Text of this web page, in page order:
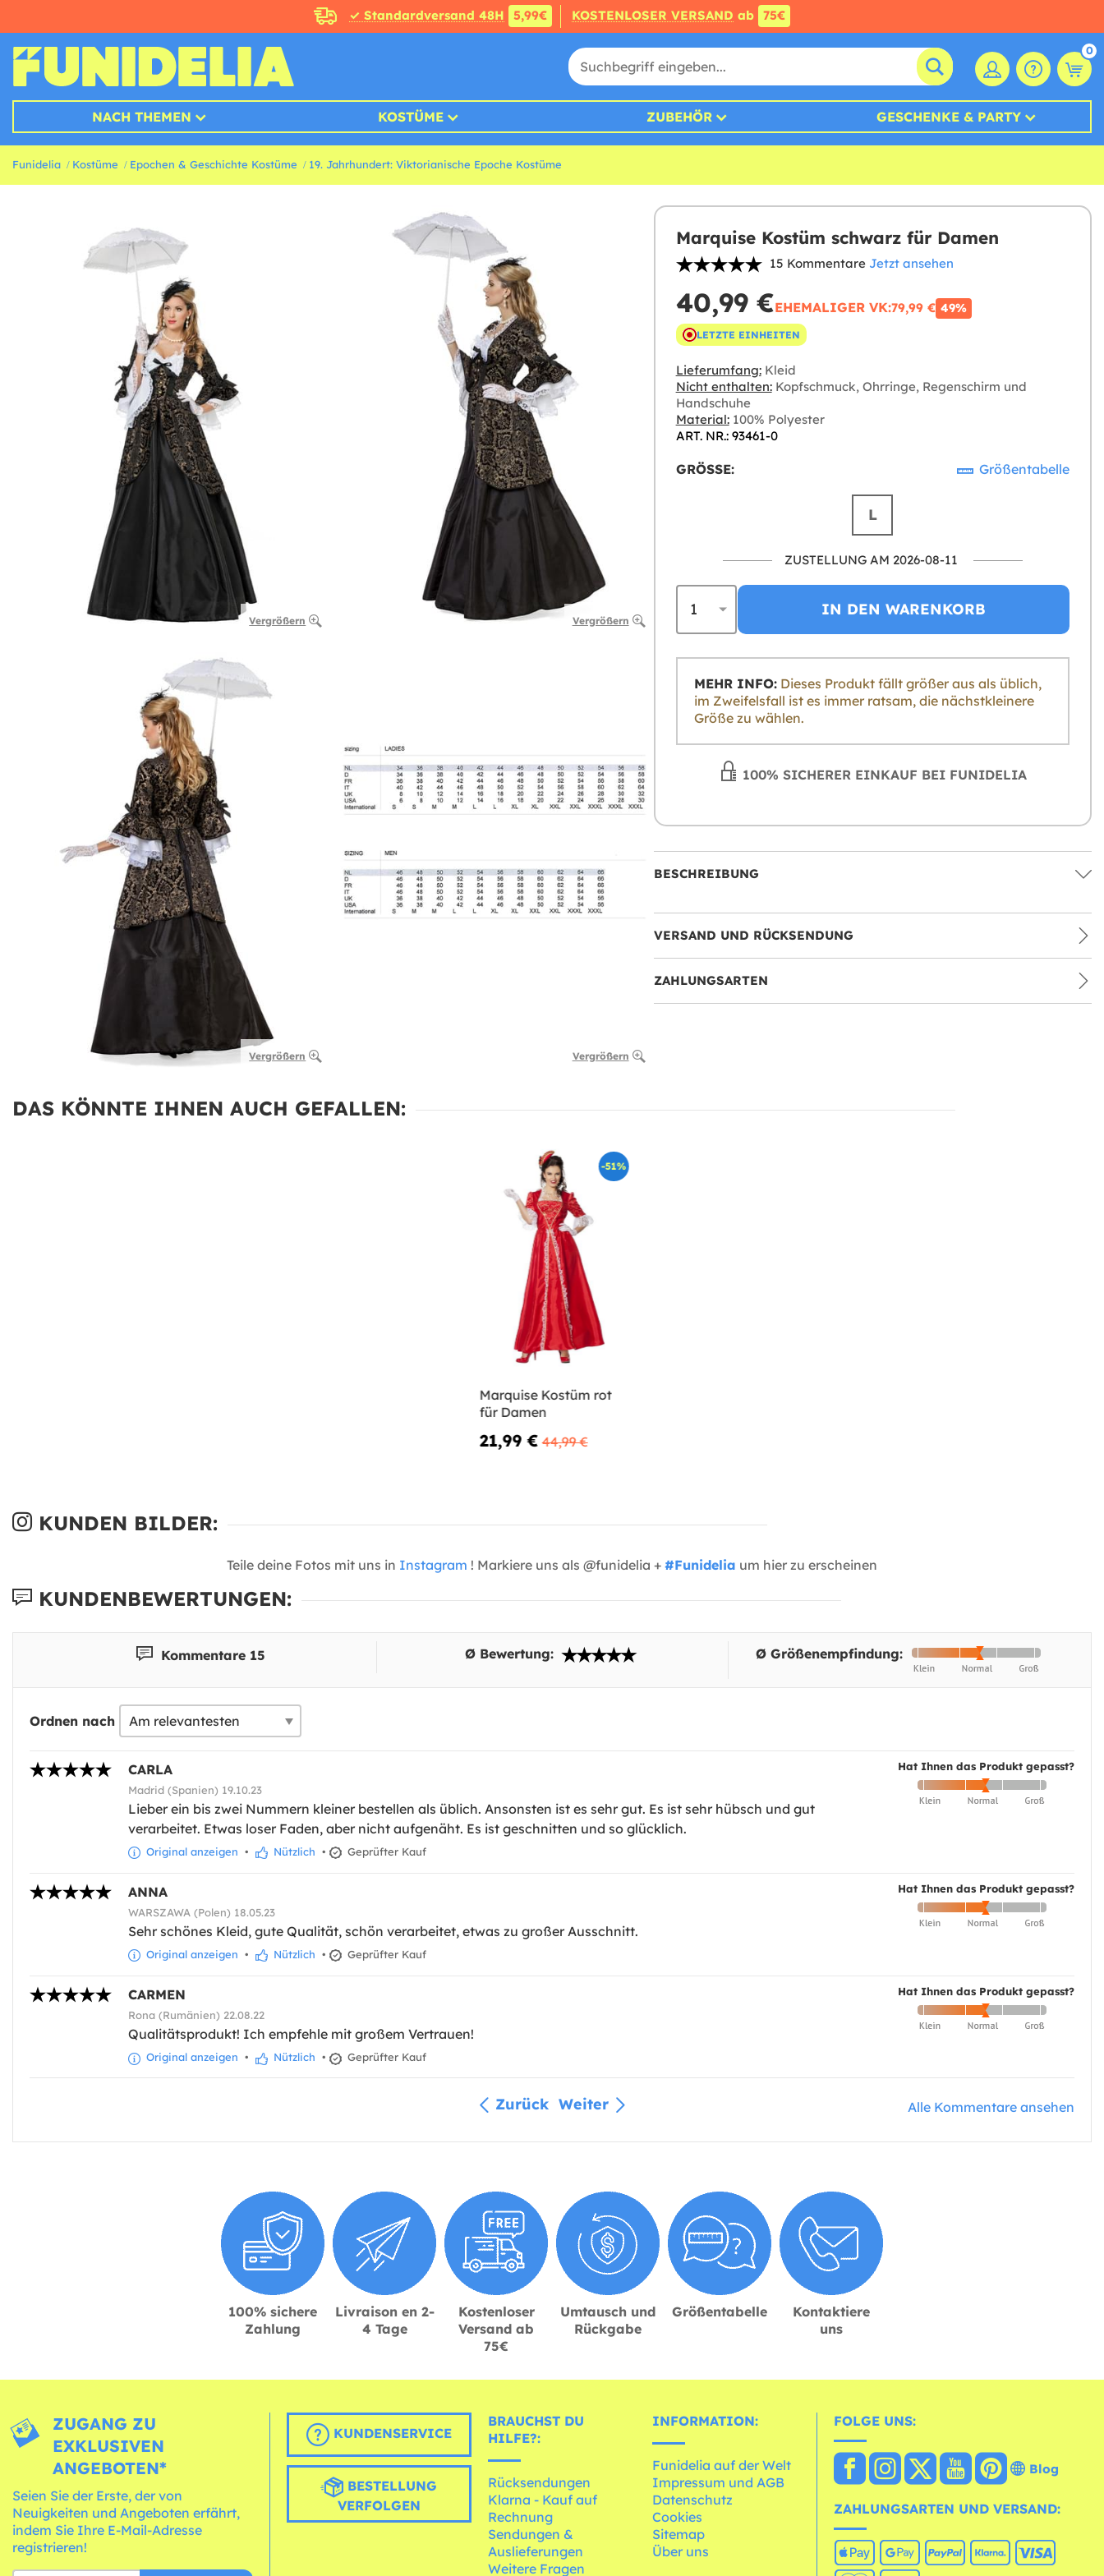
✓ Standardversand 48H 5,99€ KOSTENLOSER VERSAND ab 75€
0
NACH THEMEN KOSTÜME ZUBEHÖR GESCHENKE & PARTY
Funidelia Kostüme Epochen & Geschichte Kostüme 19. Jahrhundert: Viktorianische Epoche Kostüme
Vergrößern Vergrößern
Vergrößern Vergrößern
Marquise Kostüm schwarz für Damen
15 Kommentare Jetzt ansehen
40,99 €EHEMALIGER VK:79,99 € 49%
LETZTE EINHEITEN
Lieferumfang:Kleid
Nicht enthalten:Kopfschmuck, Ohrringe, Regenschirm und
Handschuhe
Material:100% Polyester
ART. NR.: 93461-0
GRÖSSE: Größentabelle
L
ZUSTELLUNG AM 2026-08-11
IN DEN WARENKORB
MEHR INFO:Dieses Produkt fällt größer aus als üblich,
im Zweifelsfall ist es immer ratsam, die nächstkleinere
Größe zu wählen.
100% SICHERER EINKAUF BEI FUNIDELIA
BESCHREIBUNG
VERSAND UND RÜCKSENDUNG
ZAHLUNGSARTEN
DAS KÖNNTE IHNEN AUCH GEFALLEN:
-51%
Marquise Kostüm rot
für Damen
21,99 € 44,99 €
KUNDEN BILDER:
Teile deine Fotos mit uns in Instagram ! Markiere uns als @funidelia + #Funidelia um hier zu erscheinen
KUNDENBEWERTUNGEN:
Kommentare 15 Ø Bewertung: Ø Größenempfindung:
Ordnen nach
Hat Ihnen das Produkt gepasst?
CARLA
Madrid (Spanien) 19.10.23
Lieber ein bis zwei Nummern kleiner bestellen als üblich. Ansonsten ist es sehr gut. Es ist sehr hübsch und gut
verarbeitet. Etwas loser Faden, aber nicht aufgenäht. Es ist geschnitten und so glücklich.
Original anzeigen • Nützlich • Geprüfter Kauf
Hat Ihnen das Produkt gepasst?
ANNA
WARSZAWA (Polen) 18.05.23
Sehr schönes Kleid, gute Qualität, schön verarbeitet, etwas zu großer Ausschnitt.
Original anzeigen • Nützlich • Geprüfter Kauf
Hat Ihnen das Produkt gepasst?
CARMEN
Rona (Rumänien) 22.08.22
Qualitätsprodukt! Ich empfehle mit großem Vertrauen!
Original anzeigen • Nützlich • Geprüfter Kauf
Zurück Weiter Alle Kommentare ansehen
100% sichere
Zahlung
Livraison en 2-
4 Tage
Kostenloser
Versand ab
75€
Umtausch und
Rückgabe
Größentabelle
Kontaktiere
uns
ZUGANG ZU
EXKLUSIVEN
ANGEBOTEN*
Seien Sie der Erste, der von
Neuigkeiten und Angeboten erfährt,
indem Sie Ihre E-Mail-Adresse
registrieren!
KUNDENSERVICE
BESTELLUNG
VERFOLGEN
BRAUCHST DU
HILFE?:
Rücksendungen
Klarna - Kauf auf
Rechnung
Sendungen &
Auslieferungen
Weitere Fragen
INFORMATION:
Funidelia auf der Welt
Impressum und AGB
Datenschutz
Cookies
Sitemap
Über uns
FOLGE UNS:
Blog
ZAHLUNGSARTEN UND VERSAND: